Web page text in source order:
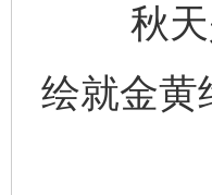
秋天是
绘就金黄